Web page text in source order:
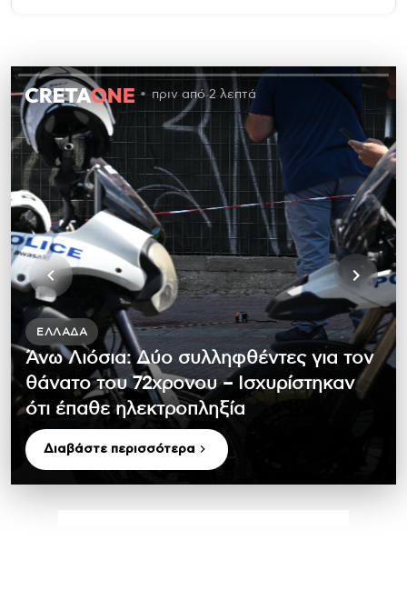
πριν από 2 λεπτά
ΕΛΛΆΔΑ
Άνω Λιόσια: Δύο συλληφθέντες για τον
θάνατο του 72χρονου – Ισχυρίστηκαν
ότι έπαθε ηλεκτροπληξία
Διαβάστε περισσότερα